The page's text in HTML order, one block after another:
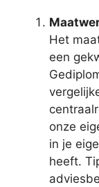
Het
een
onze
in je
heeft.